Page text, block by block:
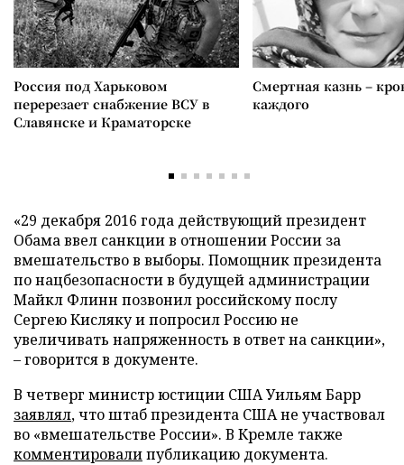
Россия под Харьковом
перерезает снабжение ВСУ в
Славянске и Краматорске
Смертная казнь –
каждого
«29 декабря 2016 года действующий президент
Обама ввел санкции в отношении России за
вмешательство в выборы. Помощник президента
по нацбезопасности в будущей администрации
Майкл Флинн позвонил российскому послу
Сергею Кисляку и попросил Россию не
увеличивать напряженность в ответ на санкции»,
– говорится в документе.
В четверг министр юстиции США Уильям Барр
заявлял, что штаб президента США не участвовал
во «вмешательстве России». В Кремле также
комментировалипубликацию документа.